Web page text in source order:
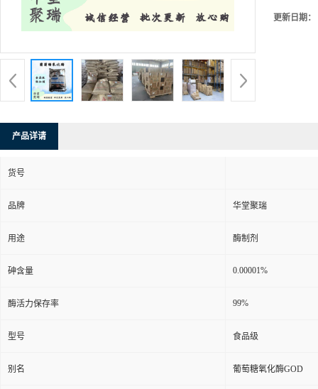
更新日期：
产品详请
货号
品牌 华堂聚瑞
用途 酶制剂
砷含量 0.00001%
酶活力保存率 99%
型号 食品级
别名 葡萄糖氧化酶GOD